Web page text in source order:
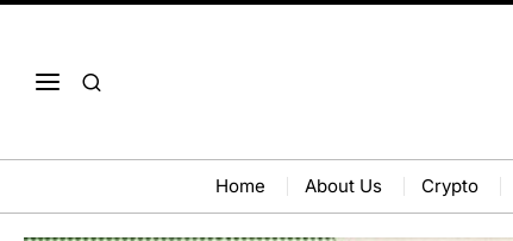
Home About Us Crypto